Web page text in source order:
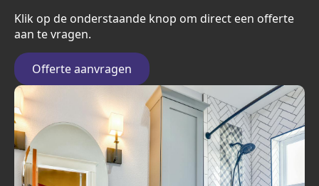
Klik op de onderstaande knop om direct een offerte
aan te vragen.
Offerte aanvragen